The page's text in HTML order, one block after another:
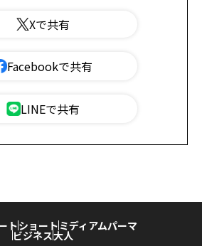
Xで共有
Facebookで共有
LINEで共有
トショート ミディアムパーマ
ビジネス大人